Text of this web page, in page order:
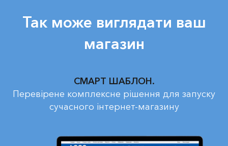
Так може виглядати ваш
магазин
СМАРТ ШАБЛОН.
Перевірене комплексне рішення для запуску
сучасного інтернет-магазину